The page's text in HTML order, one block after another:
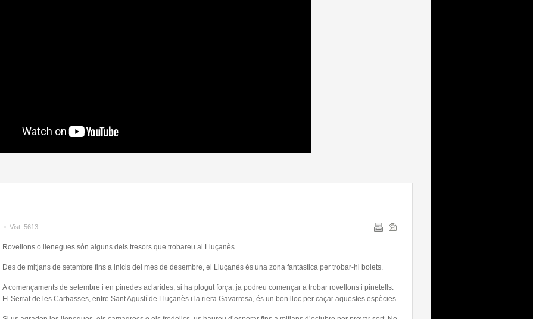
Vist: 5613
Rovellons o llenegues són alguns dels tresors que trobareu al Lluçanès.
Des de mitjans de setembre fins a inicis del mes de desembre, el Lluçanès és una zona fantàstica per trobar-hi bolets.
A començaments de setembre i en pinedes aclarides, si ha plogut força, ja podreu començar a trobar rovellons i pinetells.
El Serrat de les Carbasses, entre Sant Agustí de Lluçanès i la riera Gavarresa, és un bon lloc per caçar aquestes espècies.